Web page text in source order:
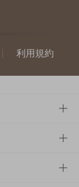
利用規約